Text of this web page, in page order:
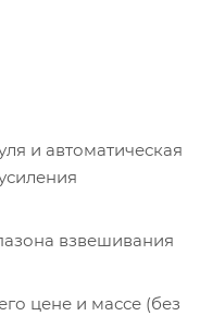
и автоматическая
взвешивания
цене и массе (без